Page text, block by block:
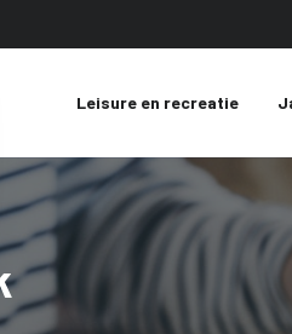
Leisure en recreatie